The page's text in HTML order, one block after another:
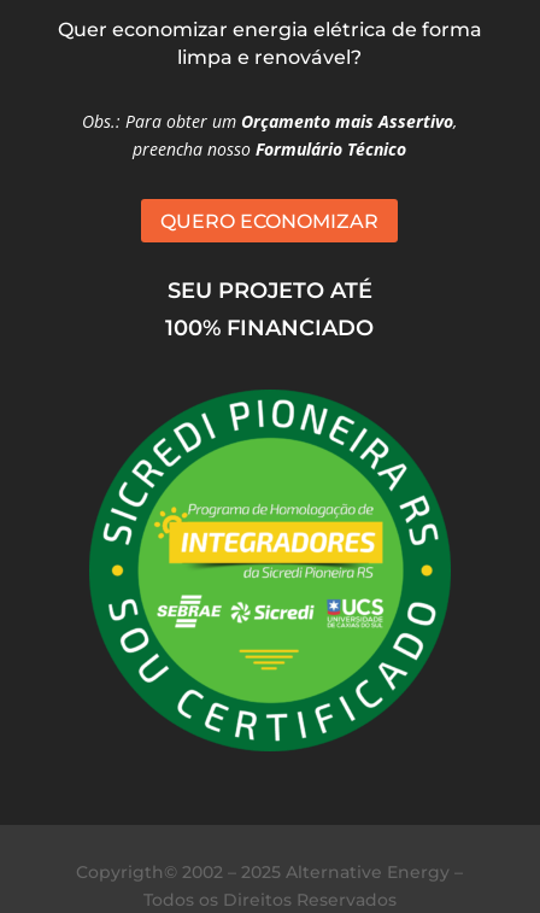
Quer economizar energia elétrica de forma
limpa e renovável?
Obs.: Para obter um Orçamento mais Assertivo,
preencha nossoFormulário Técnico
QUERO ECONOMIZAR
SEU PROJETO ATÉ
100% FINANCIADO
Copyrigth© 2002 – 2025 Alternative Energy –
Todos os Direitos Reservados